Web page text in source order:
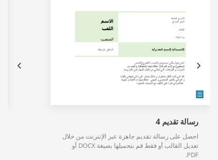
رسالة تقديم 4
احصل على رسالة تقديم جاهزة عبر الإنترنت من خلال
تعديل القالب أو فقط قم بتحميلها بصيغة DOCX أو
PDF.